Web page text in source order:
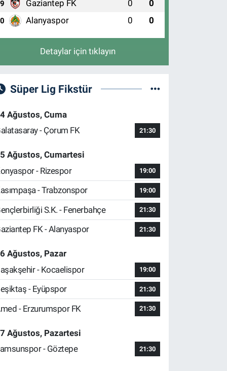
9 Gaziantep FK 0 0
Alanyaspor 0 0
Detaylar için tıklayın
Süper Lig Fikstür
Ağustos, Cuma
- Çorum FK
21:30
Ağustos, Cumartesi
- Rizespor
19:00
- Trabzonspor 19:00
S.K. - Fenerbahçe 21:30
FK - Alanyaspor 21:30
Ağustos, Pazar
- Kocaelispor
19:00
- Eyüpspor 21:30
- Erzurumspor FK 21:30
Ağustos, Pazartesi
- Göztepe
21:30